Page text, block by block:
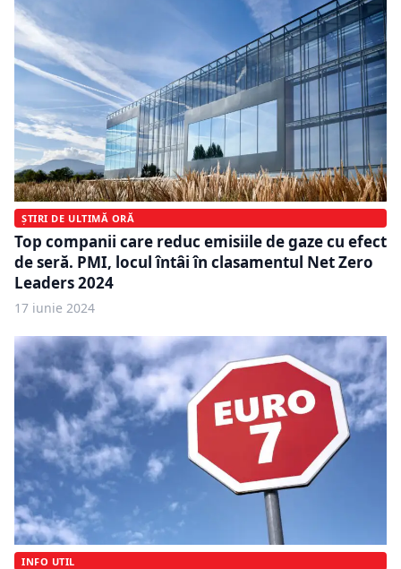
ȘTIRI DE ULTIMĂ ORĂ
Top companii care reduc emisiile de gaze cu efect
de seră. PMI, locul întâi în clasamentul Net Zero
Leaders 2024
17 iunie 2024
INFO UTIL